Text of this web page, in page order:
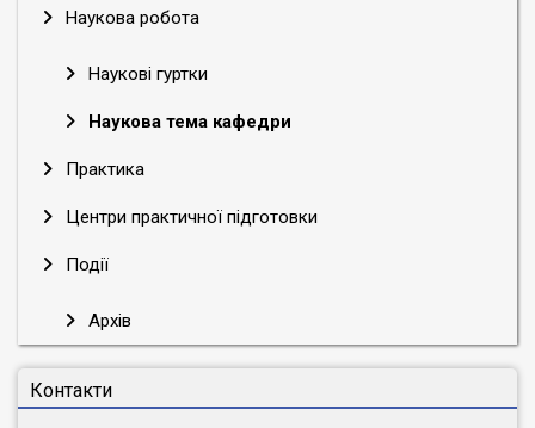
Наукова робота
Наукові гуртки
Наукова тема кафедри
Практика
Центри практичної підготовки
Події
Архів
Контакти